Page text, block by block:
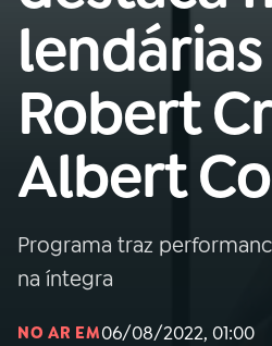
01INÍCIO
02A RÁDIO
03PROGRAMAÇÃO
04PROGRAMAS
05 PODCASTS
Robert
Albert
Programa traz
na íntegra
NO AR EM06/08/2022, 01:00